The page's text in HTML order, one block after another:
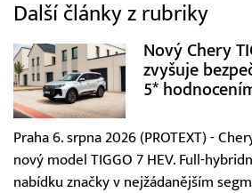
Další články z rubriky
Nový Chery
zvyšuje
5*
Praha 6. srpna 2026 (PROTEXT) -
nový model TIGGO 7 HEV. Full-
nabídku značky v nejžádanějším